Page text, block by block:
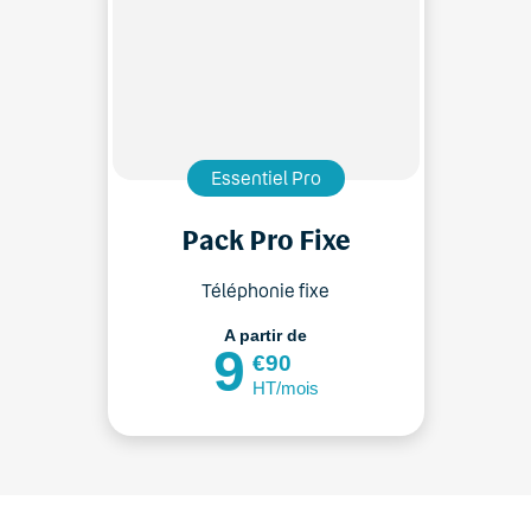
Essentiel Pro
Pack Pro Fixe
Téléphonie fixe
A partir de
9 €90
HT/mois